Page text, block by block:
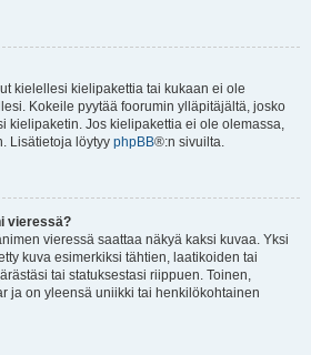
kielellesi kielipakettia tai kukaan ei ole
Kokeile pyytää foorumin ylläpitäjältä, josko
kielipaketin. Jos kielipakettia ei ole olemassa,
Lisätietoja löytyy phpBB®:n sivuilta.
vieressä?
vieressä saattaa näkyä kaksi kuvaa. Yksi
kuva esimerkiksi tähtien, laatikoiden tai
tai statuksestasi riippuen. Toinen,
ja on yleensä uniikki tai henkilökohtainen